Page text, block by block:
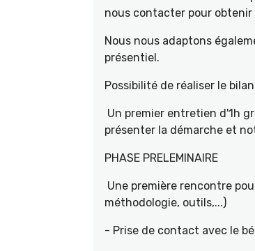
nous contacter pour
Nous nous adaptons
présentiel.
Possibilité de réaliser le
Un premier entretien d'1h
présenter la démarche et
PHASE PRELEMINAIRE
Une première rencontre
méthodologie, outils,...)
- Prise de contact avec le